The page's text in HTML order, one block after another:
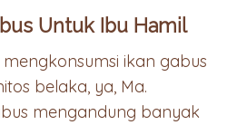
Untuk Ibu Hamil
ikan gabus
belaka, ya, Ma.
mengandung banyak